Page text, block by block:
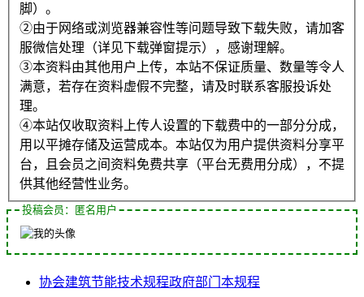
脚）。
②由于网络或浏览器兼容性等问题导致下载失败，请加客
服微信处理（详见下载弹窗提示），感谢理解。
③本资料由其他用户上传，本站不保证质量、数量等令人
满意，若存在资料虚假不完整，请及时联系客服投诉处
理。
④本站仅收取资料上传人设置的下载费中的一部分分成，
用以平摊存储及运营成本。本站仅为用户提供资料分享平
台，且会员之间资料免费共享（平台无费用分成），不提
供其他经营性业务。
投稿会员：匿名用户
协会建筑节能技术规程政府部门 本规程